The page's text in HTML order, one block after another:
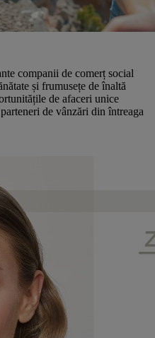
companii de comerț social
și frumusețe de înaltă
de afaceri unice
de vânzări din întreaga